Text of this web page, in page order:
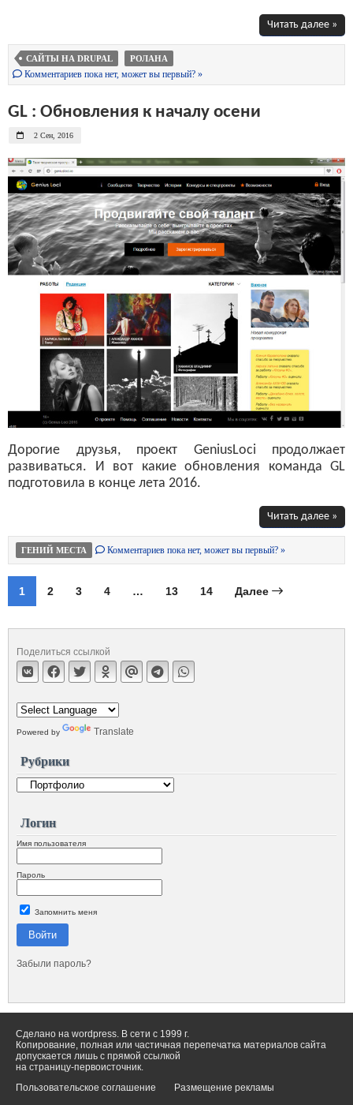
Читать далее »
САЙТЫ НА DRUPAL РОЛАНА
Комментариев пока нет, может вы первый? »
GL : Обновления к началу осени
2 Сен, 2016
Дорогие друзья, проект GeniusLoci продолжает
развиваться. И вот какие обновления команда GL
подготовила в конце лета 2016.
Читать далее »
ГЕНИЙ МЕСТА Комментариев пока нет, может вы первый? »
1 2 3 4 … 13 14 Далее
Поделиться ссылкой
Powered by Translate
Рубрики
Логин
Имя пользователя
Пароль
Запомнить меня
Войти
Забыли пароль?
Сделано на wordpress. В сети с 1999 г.
Копирование, полная или частичная перепечатка материалов сайта
допускается лишь с прямой ссылкой
на страницу-первоисточник.
Пользовательское соглашение
Размещение рекламы